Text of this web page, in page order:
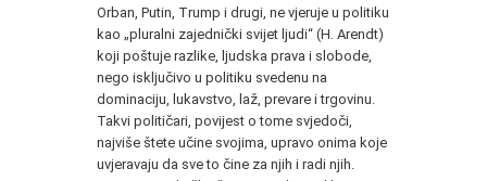
Orban, Putin, Trump i drugi, ne vjeruje u politiku
kao „pluralni zajednički svijet ljudi“ (H. Arendt)
koji poštuje razlike, ljudska prava i slobode,
nego isključivo u politiku svedenu na
dominaciju, lukavstvo, laž, prevare i trgovinu.
Takvi političari, povijest o tome svjedoči,
najviše štete učine svojima, upravo onima koje
uvjeravaju da sve to čine za njih i radi njih.